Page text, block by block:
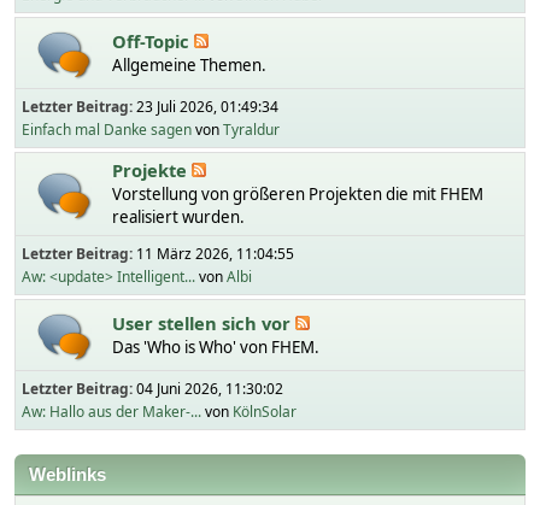
Off-Topic
Allgemeine Themen.
Letzter Beitrag:23 Juli 2026, 01:49:34
Einfach mal Danke sagenvonTyraldur
Projekte
Vorstellung von größeren Projekten die mit FHEM
realisiert wurden.
Letzter Beitrag: 11 März 2026, 11:04:55
Aw: <update> Intelligent...vonAlbi
User stellen sich vor
Das 'Who is Who' von FHEM.
Letzter Beitrag:04 Juni 2026, 11:30:02
Aw: Hallo aus der Maker-...von KölnSolar
Weblinks